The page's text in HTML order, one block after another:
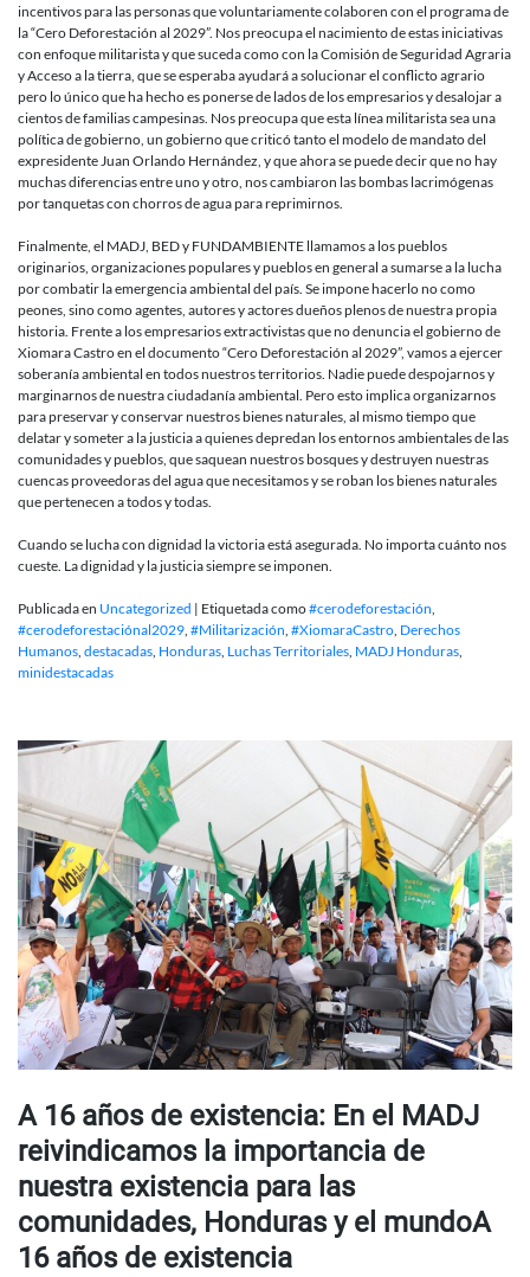
incentivos para las personas que voluntariamente colaboren con el programa de
la “Cero Deforestación al 2029”. Nos preocupa el nacimiento de estas iniciativas
con enfoque militarista y que suceda como con la Comisión de Seguridad Agraria
y Acceso a la tierra, que se esperaba ayudará a solucionar el conflicto agrario
pero lo único que ha hecho es ponerse de lados de los empresarios y desalojar a
cientos de familias campesinas. Nos preocupa que esta línea militarista sea una
política de gobierno, un gobierno que criticó tanto el modelo de mandato del
expresidente Juan Orlando Hernández, y que ahora se puede decir que no hay
muchas diferencias entre uno y otro, nos cambiaron las bombas lacrimógenas
por tanquetas con chorros de agua para reprimirnos.
Finalmente, el MADJ, BED y FUNDAMBIENTE llamamos a los pueblos
originarios, organizaciones populares y pueblos en general a sumarse a la lucha
por combatir la emergencia ambiental del país. Se impone hacerlo no como
peones, sino como agentes, autores y actores dueños plenos de nuestra propia
historia. Frente a los empresarios extractivistas que no denuncia el gobierno de
Xiomara Castro en el documento “Cero Deforestación al 2029”, vamos a ejercer
soberanía ambiental en todos nuestros territorios. Nadie puede despojarnos y
marginarnos de nuestra ciudadanía ambiental. Pero esto implica organizarnos
para preservar y conservar nuestros bienes naturales, al mismo tiempo que
delatar y someter a la justicia a quienes depredan los entornos ambientales de las
comunidades y pueblos, que saquean nuestros bosques y destruyen nuestras
cuencas proveedoras del agua que necesitamos y se roban los bienes naturales
que pertenecen a todos y todas.
Cuando se lucha con dignidad la victoria está asegurada. No importa cuánto nos
cueste. La dignidad y la justicia siempre se imponen.
Publicada en Uncategorized | Etiquetada como#cerodeforestación
#cerodeforestaciónal2029 #Militarización #XiomaraCastro Derechos
Humanos destacadas Honduras Luchas Territoriales MADJ Honduras
minidestacadas
A 16 años de existencia: En el MADJ
reivindicamos la importancia de
nuestra existencia para las
comunidades, Honduras y el mundoA
16 años de existencia